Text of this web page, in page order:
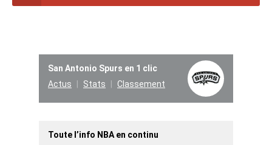
San Antonio Spurs en 1 clic
Actus
Stats Classement
Toute l’info NBA en continu